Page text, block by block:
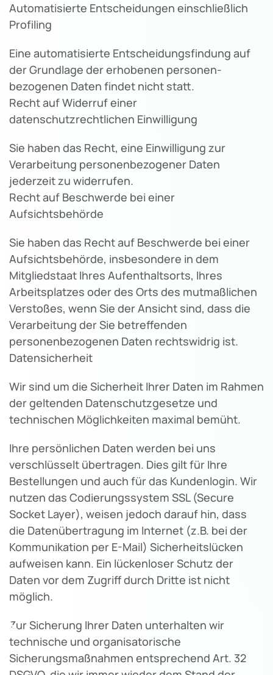
Automatisierte Entscheidungen einschließlich
Profiling
Eine automatisierte Entscheidungsfindung auf
der Grundlage der erhobenen personen-
bezogenen Daten findet nicht statt.
Recht auf Widerruf einer
datenschutzrechtlichen Einwilligung
Sie haben das Recht, eine Einwilligung zur
Verarbeitung personenbezogener Daten
jederzeit zu widerrufen.
Recht auf Beschwerde bei einer
Aufsichtsbehörde
Sie haben das Recht auf Beschwerde bei einer
Aufsichtsbehörde, insbesondere in dem
Mitgliedstaat Ihres Aufenthaltsorts, Ihres
Arbeitsplatzes oder des Orts des mutmaßlichen
Verstoßes, wenn Sie der Ansicht sind, dass die
Verarbeitung der Sie betreffenden
personenbezogenen Daten rechtswidrig ist.
Datensicherheit
Wir sind um die Sicherheit Ihrer Daten im Rahmen
der geltenden Datenschutzgesetze und
technischen Möglichkeiten maximal bemüht.
Ihre persönlichen Daten werden bei uns
verschlüsselt übertragen. Dies gilt für Ihre
Bestellungen und auch für das Kundenlogin. Wir
nutzen das Codierungssystem SSL (Secure
Socket Layer), weisen jedoch darauf hin, dass
die Datenübertragung im Internet (z.B. bei der
Kommunikation per E-Mail) Sicherheitslücken
aufweisen kann. Ein lückenloser Schutz der
Daten vor dem Zugriff durch Dritte ist nicht
möglich.
Zur Sicherung Ihrer Daten unterhalten wir
technische und organisatorische
Sicherungsmaßnahmen entsprechend Art. 32